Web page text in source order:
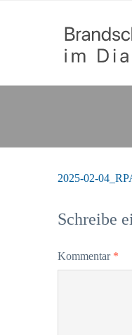
2025-02-
Schreibe
Kommentar *